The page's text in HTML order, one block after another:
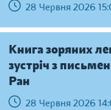
28 Червня 2026
Книга зоряних
зустріч з
Ран
28 Червня 2026